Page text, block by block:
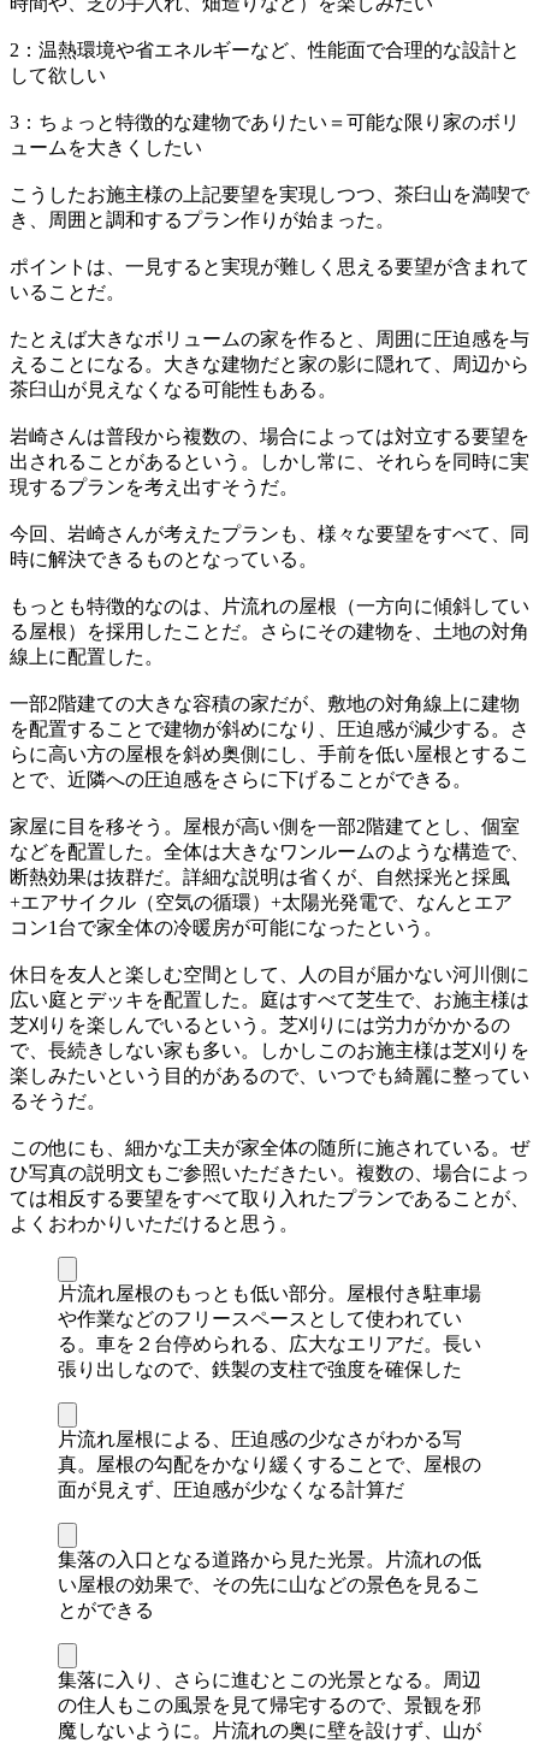
2：温熱環境や省エネルギーなど、性能面で合理的な設計と
して欲しい
3：ちょっと特徴的な建物でありたい＝可能な限り家のボリ
ュームを大きくしたい
こうしたお施主様の上記要望を実現しつつ、茶臼山を満喫で
き、周囲と調和するプラン作りが始まった。
ポイントは、一見すると実現が難しく思える要望が含まれて
いることだ。
たとえば大きなボリュームの家を作ると、周囲に圧迫感を与
えることになる。大きな建物だと家の影に隠れて、周辺から
茶臼山が見えなくなる可能性もある。
岩崎さんは普段から複数の、場合によっては対立する要望を
出されることがあるという。しかし常に、それらを同時に実
現するプランを考え出すそうだ。
今回、岩崎さんが考えたプランも、様々な要望をすべて、同
時に解決できるものとなっている。
もっとも特徴的なのは、片流れの屋根（一方向に傾斜してい
る屋根）を採用したことだ。さらにその建物を、土地の対角
線上に配置した。
一部2階建ての大きな容積の家だが、敷地の対角線上に建物
を配置することで建物が斜めになり、圧迫感が減少する。さ
らに高い方の屋根を斜め奥側にし、手前を低い屋根とするこ
とで、近隣への圧迫感をさらに下げることができる。
家屋に目を移そう。屋根が高い側を一部2階建てとし、個室
などを配置した。全体は大きなワンルームのような構造で、
断熱効果は抜群だ。詳細な説明は省くが、自然採光と採風
+エアサイクル（空気の循環）+太陽光発電で、なんとエア
コン1台で家全体の冷暖房が可能になったという。
休日を友人と楽しむ空間として、人の目が届かない河川側に
広い庭とデッキを配置した。庭はすべて芝生で、お施主様は
芝刈りを楽しんでいるという。芝刈りには労力がかかるの
で、長続きしない家も多い。しかしこのお施主様は芝刈りを
楽しみたいという目的があるので、いつでも綺麗に整ってい
るそうだ。
この他にも、細かな工夫が家全体の随所に施されている。ぜ
ひ写真の説明文もご参照いただきたい。複数の、場合によっ
ては相反する要望をすべて取り入れたプランであることが、
よくおわかりいただけると思う。
片流れ屋根のもっとも低い部分。屋根付き駐車場
や作業などのフリースペースとして使われてい
る。車を２台停められる、広大なエリアだ。長い
張り出しなので、鉄製の支柱で強度を確保した
片流れ屋根による、圧迫感の少なさがわかる写
真。屋根の勾配をかなり緩くすることで、屋根の
面が見えず、圧迫感が少なくなる計算だ
集落の入口となる道路から見た光景。片流れの低
い屋根の効果で、その先に山などの景色を見るこ
とができる
集落に入り、さらに進むとこの光景となる。周辺
の住人もこの風景を見て帰宅するので、景観を邪
魔しないように。片流れの奥に壁を設けず、山が